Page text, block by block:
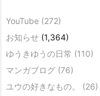
YouTube (272)
お知らせ (1,364)
ゆうきゆうの日常 (110)
マンガブログ (76)
ユウの好きなもの。 (26)